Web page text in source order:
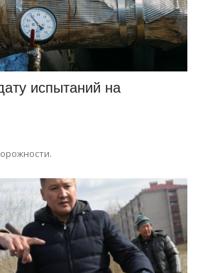
испытаний на